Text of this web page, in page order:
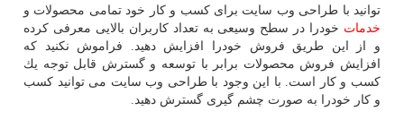
توانید با طراحی وب سایت برای كسب و كار خود تمامی محصولات و
خدمات خودرا در سطح وسیعی به تعداد كاربران بالایی معرفی كرده
و از این طریق فروش خودرا افزایش دهید. فراموش نكنید كه
افزایش فروش محصولات برابر با توسعه و گسترش قابل توجه یك
كسب و كار است. با این وجود با طراحی وب سایت می توانید كسب
و كار خودرا به صورت چشم گیری گسترش دهید.